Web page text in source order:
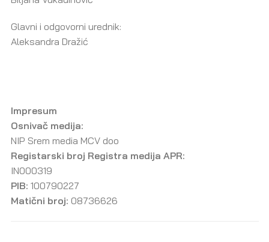
Glavni i odgovorni urednik:
Aleksandra Dražić
Impresum
Osnivač medija:
NIP Srem media MCV doo
Registarski broj Registra medija APR:
IN000319
PIB: 100790227
Matični broj: 08736626